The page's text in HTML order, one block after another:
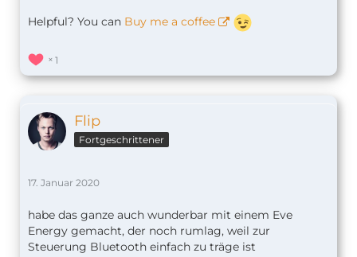
Helpful? You can Buy me a coffee
1
Flip
Fortgeschrittener
17. Januar 2020
habe das ganze auch wunderbar mit einem Eve
Energy gemacht, der noch rumlag, weil zur
Steuerung Bluetooth einfach zu träge ist